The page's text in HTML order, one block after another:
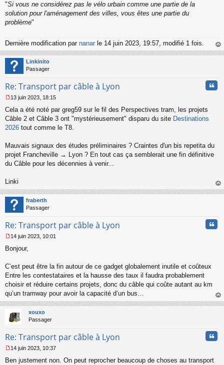
"Si vous ne considérez pas le vélo urbain comme une partie de la
solution pour l'aménagement des villes, vous êtes une partie du
problème"
Dernière modification par nanar le 14 juin 2023, 19:57, modifié 1 fois.
au
Linkinito
Passager
Re: Transport par câble à Lyon
e
s
s
e
n
o
u
13 juin 2023, 18:15
Cela a été noté par greg59 sur le fil des Perspectives tram, les projets
Câble 2 et Câble 3 ont "mystérieusement" disparu du site Destinations
2026 tout comme le T8.
Mauvais signaux des études préliminaires ? Craintes d'un bis repetita du
projet Francheville → Lyon ? En tout cas ça semblerait une fin définitive
du Câble pour les décennies à venir...
Linki
au
fraberth
Passager
Re: Transport par câble à Lyon
e
s
g
e
n
o
u
14 juin 2023, 10:01
Bonjour,
C’est peut être la fin autour de ce gadget globalement inutile et coûteux
Entre les contestataires et la hausse des taux il faudra probablement
choisir et réduire certains projets, donc du câble qui coûte autant au km
qu’un tramway pour avoir la capacité d’un bus…
au
xouxo
Passager
Re: Transport par câble à Lyon
e
14 juin 2023, 10:37
Ben justement non. On peut reprocher beaucoup de choses au transport